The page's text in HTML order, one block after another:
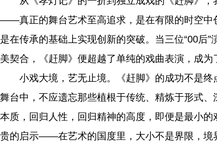
——真正的舞台艺术至高追求，是在有限的时空中
是在传承的基础上实现创新的突破。当三位“00后
美契合，《赶脚》便超越了单纯的戏曲表演，成
小戏大境，艺无止境。《赶脚》的成功不是
舞台中，不应遗忘那些植根于传统、精炼于形式
本质，回归人性，回归精神的高度，即便是最小
贵的启示——在艺术的国度里，大小不是界限，境